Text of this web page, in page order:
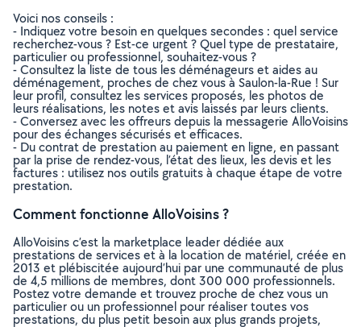
Voici nos conseils :
- Indiquez votre besoin en quelques secondes : quel service
recherchez-vous ? Est-ce urgent ? Quel type de prestataire,
particulier ou professionnel, souhaitez-vous ?
- Consultez la liste de tous les déménageurs et aides au
déménagement, proches de chez vous à Saulon-la-Rue ! Sur
leur profil, consultez les services proposés, les photos de
leurs réalisations, les notes et avis laissés par leurs clients.
- Conversez avec les offreurs depuis la messagerie AlloVoisins
pour des échanges sécurisés et efficaces.
- Du contrat de prestation au paiement en ligne, en passant
par la prise de rendez-vous, l’état des lieux, les devis et les
factures : utilisez nos outils gratuits à chaque étape de votre
prestation.
Comment fonctionne AlloVoisins ?
AlloVoisins c’est la marketplace leader dédiée aux
prestations de services et à la location de matériel, créée en
2013 et plébiscitée aujourd’hui par une communauté de plus
de 4,5 millions de membres, dont 300 000 professionnels.
Postez votre demande et trouvez proche de chez vous un
particulier ou un professionnel pour réaliser toutes vos
prestations, du plus petit besoin aux plus grands projets,